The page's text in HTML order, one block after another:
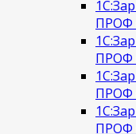
ПРОФ
ПРОФ
ПРОФ
ПРОФ